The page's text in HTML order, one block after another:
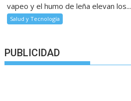
vapeo y el humo de leña elevan los...
Salud y Tecnología
PUBLICIDAD